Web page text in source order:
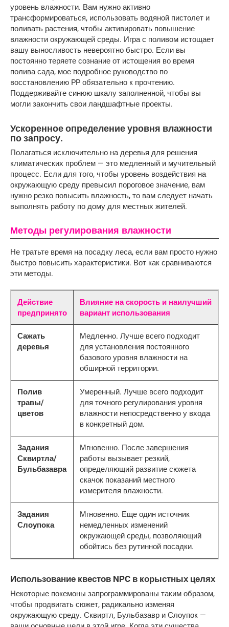
уровень влажности. Вам нужно активно
трансформироваться, использовать водяной пистолет и
поливать растения, чтобы активировать повышение
влажности окружающей среды. Игра с поливом истощает
вашу выносливость невероятно быстро. Если вы
постоянно теряете сознание от истощения во время
полива сада, мое подробное руководство по
восстановлению PP обязательно к прочтению.
Поддерживайте синюю шкалу заполненной, чтобы вы
могли закончить свои ландшафтные проекты.
Ускоренное определение уровня влажности
по запросу.
Полагаться исключительно на деревья для решения
климатических проблем — это медленный и мучительный
процесс. Если для того, чтобы уровень воздействия на
окружающую среду превысил пороговое значение, вам
нужно резко повысить влажность, то вам следует начать
выполнять работу по дому для местных жителей.
Методы регулирования влажности
Не тратьте время на посадку леса, если вам просто нужно
быстро повысить характеристики. Вот как сравниваются
эти методы.
Действие
предпринято
Влияние на скорость и наилучший
вариант использования
Сажать
деревья
Медленно. Лучше всего подходит
для установления постоянного
базового уровня влажности на
обширной территории.
Полив
травы/
цветов
Умеренный. Лучше всего подходит
для точного регулирования уровня
влажности непосредственно у входа
в конкретный дом.
Задания
Сквиртла/
Бульбазавра
Мгновенно. После завершения
работы вызывает резкий,
определяющий развитие сюжета
скачок показаний местного
измерителя влажности.
Задания
Слоупока
Мгновенно. Еще один источник
немедленных изменений
окружающей среды, позволяющий
обойтись без рутинной посадки.
Использование квестов NPC в корыстных целях
Некоторые покемоны запрограммированы таким образом,
чтобы продвигать сюжет, радикально изменяя
окружающую среду. Сквиртл, Бульбазавр и Слоупок —